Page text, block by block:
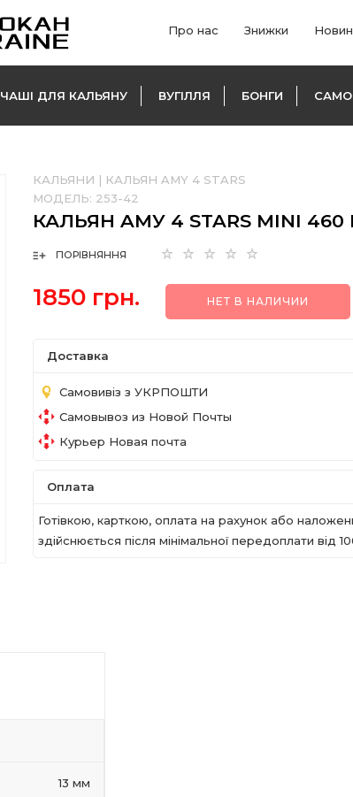
Про нас Знижки
ЧАШІ ДЛЯ КАЛЬЯНУ ВУГІЛЛЯ БОНГИ
КАЛЬЯНИ | КАЛЬЯН AMY 4 STARS
МОДЕЛЬ: 253-42
КАЛЬЯН AМУ 4 STARS MINI 460
ПОРІВНЯННЯ
1850 грн. НЕТ В НАЛИЧИИ
Доставка
Самовивіз з УКРПОШТИ
Самовывоз из Новой Почты
Курьер Новая почта
Оплата
Готівкою, карткою, оплата на рахунок або
здійснюється після мінімальної передоплати вiд
13 мм